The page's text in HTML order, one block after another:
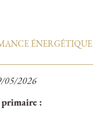
ÉNERGÉTIQUE
05/2026
primaire :